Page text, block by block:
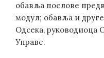
обавља послове
модул; обавља и
Одсека,
Управе.